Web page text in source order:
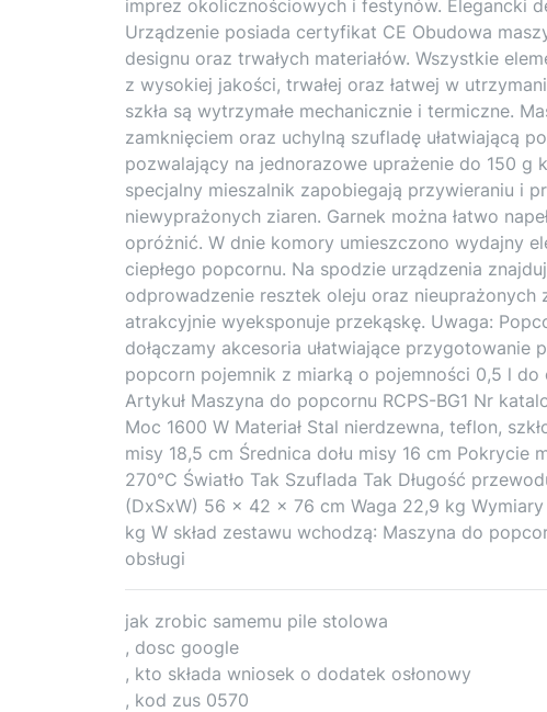
imprez okolicznościowych i festynów. Elegancki
Urządzenie posiada certyfikat CE Obudowa
designu oraz trwałych materiałów. Wszystkie
z wysokiej jakości, trwałej oraz łatwej w
szkła są wytrzymałe mechanicznie i termiczne.
zamknięciem oraz uchylną szufladę ułatwiającą
pozwalający na jednorazowe uprażenie do 150 g
specjalny mieszalnik zapobiegają przywieraniu i
niewyprażonych ziaren. Garnek można łatwo
opróżnić. W dnie komory umieszczono wydajny
ciepłego popcornu. Na spodzie urządzenia
odprowadzenie resztek oleju oraz
atrakcyjnie wyeksponuje przekąskę. Uwaga:
dołączamy akcesoria ułatwiające
popcorn pojemnik z miarką o pojemności 0,5 l
Artykuł Maszyna do popcornu RCPS-BG1 Nr
Moc 1600 W Materiał Stal nierdzewna, teflon,
misy 18,5 cm Średnica dołu misy 16 cm
270°C Światło Tak Szuflada Tak Długość
(DxSxW) 56 x 42 x 76 cm Waga 22,9 kg
kg W skład zestawu wchodzą: Maszyna do
obsługi
jak zrobic samemu pile stolowa
, dosc google
, kto składa wniosek o dodatek osłonowy
, kod zus 0570